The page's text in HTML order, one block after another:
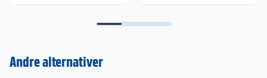
Andre alternativer